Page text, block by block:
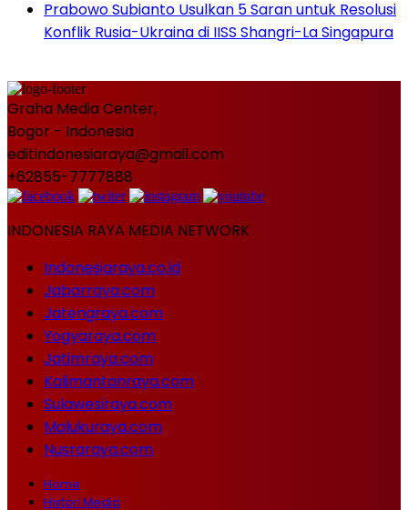
Prabowo Subianto Usulkan 5 Saran untuk Resolusi
Konflik Rusia-Ukraina di IISS Shangri-La Singapura
Graha Media Center,
Bogor - Indonesia
editindonesiaraya@gmail.com
+62855-7777888
INDONESIA RAYA MEDIA NETWORK
Indonesiaraya.co.id
Jabarraya.com
Jatengraya.com
Yogyaraya.com
Jatimraya.com
Kalimantanraya.com
Sulawesiraya.com
Malukuraya.com
Nusraraya.com
Home
Histori Media